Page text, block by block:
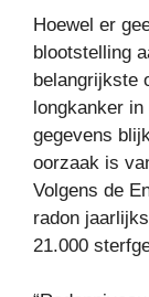
Hoewel er
blootstelling
belangrijkste
longkanker
gegevens
oorzaak is
Volgens de
radon
21.000